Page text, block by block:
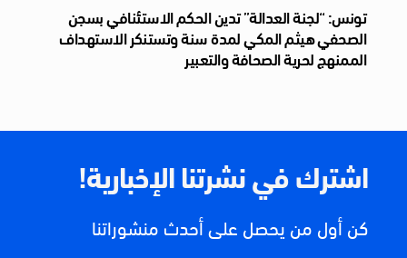
تونس: “لجنة العدالة” تدين الحكم الاستئنافي بسجن
الصحفي هيثم المكي لمدة سنة وتستنكر الاستهداف
الممنهج لحرية الصحافة والتعبير
اشترك في نشرتنا الإخبارية!
كن أول من يحصل على أحدث منشوراتنا